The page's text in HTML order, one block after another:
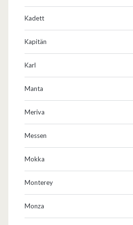
Kadett
Kapitän
Karl
Manta
Meriva
Messen
Mokka
Monterey
Monza